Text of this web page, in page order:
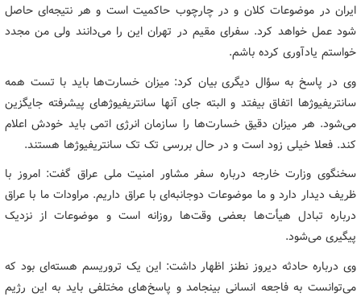
ایران در موضوعات کلان و در چارچوب حاکمیت است و هر نتیجه‌ای حاصل
شود عمل خواهد کرد. سفرای مقیم در تهران این را می‌دانند ولی من مجدد
خواستم یادآوری کرده باشم.
وی در پاسخ به سؤال دیگری بیان کرد: میزان خسارت‌ها باید با تست همه
سانتریفیوژها اتفاق بیفتد و البته جای آنها سانتریفیوژهای پیشرفته جایگزین
می‌شود. هر میزان دقیق خسارت‌ها را سازمان انرژی اتمی باید خودش اعلام
کند. فعلا خیلی زود است و در حال بررسی تک تک سانتریفیوژها هستند.
سخنگوی وزارت خارجه درباره سفر مشاور امنیت ملی عراق گفت: امروز با
ظریف دیدار دارد و ما موضوعات دوجانبه‌ای با عراق داریم. مراودات ما با عراق
درباره تبادل هیأت‌ها بعضی وقت‌ها روزانه است و موضوعات از نزدیک
پیگیری می‌شود.
وی درباره حادثه دیروز نطنز اظهار داشت: این یک تروریسم هسته‌ای بود که
می‌توانست به فاجعه انسانی بینجامد و پاسخ‌های مختلفی باید به این رژیم